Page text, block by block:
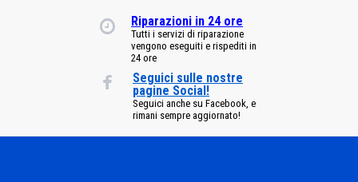
Riparazioni in 24 ore
Tutti i servizi di riparazione
vengono eseguiti e rispediti in
24 ore
Seguici sulle nostre
pagine Social!
Seguici anche su Facebook, e
rimani sempre aggiornato!